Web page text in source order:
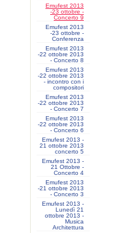
Emufest 2013
-23 ottobre -
Concerto 9
Emufest 2013
-23 ottobre -
Conferenza
Emufest 2013
-22 ottobre 2013
- Concerto 8
Emufest 2013
-22 ottobre 2013
- incontro con i
compositori
Emufest 2013
-22 ottobre 2013
- Concerto 7
Emufest 2013
-22 ottobre 2013
- Concerto 6
Emufest 2013 -
21 ottobre 2013
concerto 5
Emufest 2013 -
21 Ottobre -
Concerto 4
Emufest 2013
-21 ottobre 2013
- Concerto 3
Emufest 2013 -
Lunedì 21
ottobre 2013 -
Musica
Architettura